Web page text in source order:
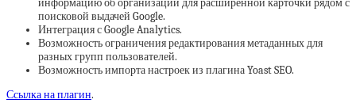
поисковой выдачей Google.
Интеграция с Google Analytics.
Возможность ограничения редактирования метаданных для
разных групп пользователей.
Возможность импорта настроек из плагина Yoast SEO.
Ссылка на плагин.